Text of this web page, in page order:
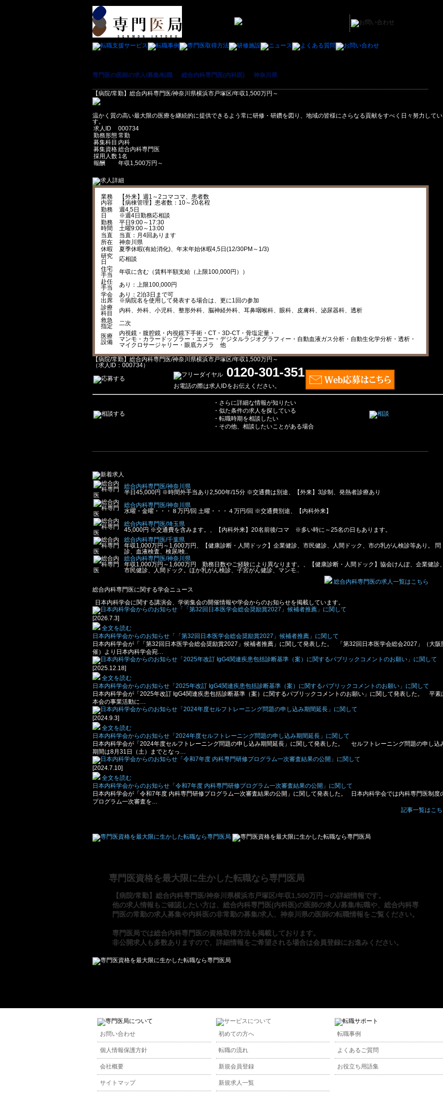
専門医の医師の求人/募集/転職 総合内科専門医(内科医) 神奈川県
【病院/常勤】総合内科専門医/神奈川県横浜市戸塚区/年収1,500万円～
温かく質の高い最大限の医療を継続的に提供できるよう常に研修・研鑽を図り、地域の皆様にさらなる貢献をすべく日々努力してい
す。
求人ID
000734
勤務形態常勤
募集科目 内科
募集資格総合内科専門医
採用人数 1名
報酬
年収1,500万円～
業務
内容
【外来】週1～2コマコマ、患者数
【病棟管理】患者数：10～20名程
勤務
日
週4,5日
※週4日勤務応相談
勤務
時間
平日9:00～17:30
土曜9:00～13:00
当直
当直：月4回あります
所在
神奈川県
休暇
夏季休暇(有給消化)、年末年始休暇4,5日(12/30PM～1/3)
研究
日
応相談
住宅
手当
年収に含む（賃料半額支給（上限100,000円））
赴任
手当
あり：上限100,000円
学会
出席
あり：2泊3日まで可
※病院名を使用して発表する場合は、更に1回の参加
診療
科目
内科、外科、小児科、整形外科、脳神経外科、耳鼻咽喉科、眼科、皮膚科、泌尿器科、透析
救急
指定
二次
医療
設備
内視鏡・腹腔鏡・内視鏡下手術・CT・3D-CT・骨塩定量・
マンモ・カラードップラー・エコー・デジタルラジオグラフィー・自動血液ガス分析・自動生化学分析・透析・
マイクロサージャリー・眼底カメラ 他
【病院/常勤】総合内科専門医/神奈川県横浜市戸塚区/年収1,500万円～
（求人ID：000734）
0120-301-351
お電話の際は求人IDをお伝えください。
・さらに詳細な情報が知りたい
・似た条件の求人を探している
・転職時期を相談したい
・その他、相談したいことがある場合
総合内科専門医/神奈川県
半日45,000円 ※時間外手当あり2,500年/15分 ※交通費は別途、【外来】3診制、発熱者診療あり
総合内科専門医/神奈川県
水曜・金曜・・・８万円/回 土曜・・・４万円/回 ※交通費別途、【内科外来】
総合内科専門医/埼玉県
45,000円 ※交通費を含みます。、【内科外来】20名前後/コマ ※多い時に～25名の日もあります。
総合内科専門医/千葉県
年収1,000万円～1,600万円、【健康診断・人間ドック】企業健診、市民健診、人間ドック、市の乳がん検診等あり。 問
診、血液検査、検尿/検..
総合内科専門医/神奈川県
年収1,000万円～1,600万円 勤務日数やご経験により異なります。、【健康診断・人間ドック】協会けんぽ、企業健診、
市民健診、人間ドック。ほか乳がん検診、子宮がん健診、マンモ..
総合内科専門医の求人一覧はこちら
総合内科専門医に関する学会ニュース
日本内科学会に関する講演会、学術集会の開催情報や学会からのお知らせを掲載しています。
[2026.7.3]
全文を読む
日本内科学会からのお知らせ「「第32回日本医学会総会奨励賞2027」候補者推薦」に関して
日本内科学会が「「第32回日本医学会総会奨励賞2027」候補者推薦」に関して発表した。 「第32回日本医学会総会2027」（大阪
催）より日本内科学会宛…
[2025.12.18]
全文を読む
日本内科学会からのお知らせ「2025年改訂 IgG4関連疾患包括診断基準（案）に関するパブリックコメントのお願い」に関して
日本内科学会が「2025年改訂 IgG4関連疾患包括診断基準（案）に関するパブリックコメントのお願い」に関して発表した。 平素
本会の事業活動に…
[2024.9.3]
全文を読む
日本内科学会からのお知らせ「2024年度セルフトレーニング問題の申し込み期間延長」に関して
日本内科学会が「2024年度セルフトレーニング問題の申し込み期間延長」に関して発表した。 セルフトレーニング問題の申し込
期間は8月31日（土）までとなっ…
[2024.7.10]
全文を読む
日本内科学会からのお知らせ「令和7年度 内科専門研修プログラム一次審査結果の公開」に関して
日本内科学会が「令和7年度 内科専門研修プログラム一次審査結果の公開」に関して発表した。 日本内科学会では内科専門医制度
プログラム一次審査を…
記事一覧はこち
専門医資格を最大限に生かした転職なら専門医局
【病院/常勤】総合内科専門医/神奈川県横浜市戸塚区/年収1,500万円～の詳細情報です。
他の求人情報もご確認したい方は、 総合内科専門医(内科医)の医師の求人/募集/転職や、 総合内科専
門医の常勤の求人募集や内科医の非常勤の募集/求人 神奈川県の医師の転職情報をご覧ください。
専門医局では総合内科専門医の資格取得方法も掲載しております。
非公開求人も多数ありますので、詳細情報をご希望される場合は会員登録にお進みください。
お問い合わせ
個人情報保護方針
会社概要
サイトマップ
初めての方へ
転職の流れ
新規会員登録
新規求人一覧
転職事例
よくあるご質問
お役立ち用語集